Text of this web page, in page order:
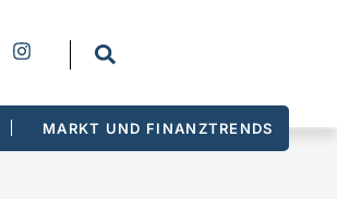
MARKT UND FINANZTRENDS